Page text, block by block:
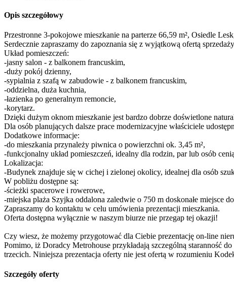
Opis szczegółowy
Przestronne 3-pokojowe mieszkanie na parterze 66,59 m², Osiedle
Serdecznie zapraszamy do zapoznania się z wyjątkową ofertą
Układ pomieszczeń:
-jasny salon - z balkonem francuskim,
-duży pokój dzienny,
-sypialnia z szafą w zabudowie - z balkonem francuskim,
-oddzielna, duża kuchnia,
-łazienka po generalnym remoncie,
-korytarz.
Dzięki dużym oknom mieszkanie jest bardzo dobrze doświetlone
Dla osób planujących dalsze prace modernizacyjne właściciele
Dodatkowe informacje:
-do mieszkania przynależy piwnica o powierzchni ok. 3,45 m²,
-funkcjonalny układ pomieszczeń, idealny dla rodzin, par lub osób
Lokalizacja:
-Budynek znajduje się w cichej i zielonej okolicy, idealnej dla osób
W pobliżu dostępne są:
-ścieżki spacerowe i rowerowe,
-miejska plaża Szyjka oddalona zaledwie o 750 m doskonałe miejsce
Zapraszamy do kontaktu w celu umówienia prezentacji mieszkania.
Oferta dostępna wyłącznie w naszym biurze nie przegap tej okazji!
Czy wiesz, że możemy przygotować dla Ciebie prezentację on-line
Pomimo, iż Doradcy Metrohouse przykładają szczególną staranność
trzecich. Niniejsza prezentacja oferty nie jest ofertą w rozumieniu
Szczegóły oferty